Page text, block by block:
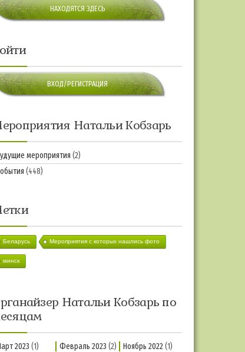
НАХОДЯТСЯ ЗДЕСЬ
ВХОД/РЕГИСТРАЦИЯ
Натальи Кобзарь
мероприятия (2)
(448)
Беларусь Мероприятия с которых нашлись фото
минск
Натальи Кобзарь по
2023 (1) Февраль 2023 (2) Ноябрь 2022(1)